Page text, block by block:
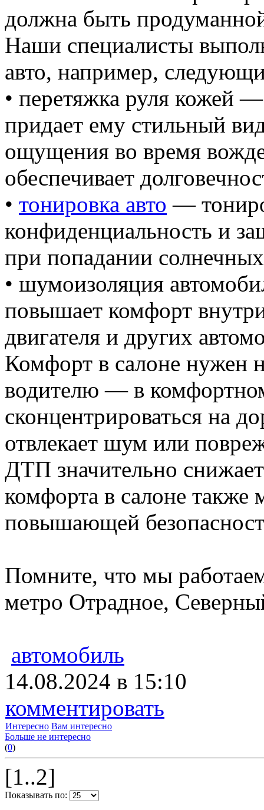
должна быть
Наши специалисты
авто, например,
• перетяжка руля кожей —
придает ему стильный
ощущения во время
обеспечивает
• тонировка авто —
конфиденциальность и
при попадании
• шумоизоляция
повышает комфорт
двигателя и других
Комфорт в салоне нужен
водителю — в комфортном
сконцентрироваться на
отвлекает шум или
ДТП значительно
комфорта в салоне также
повышающей
Помните, что мы
метро Отрадное,
автомобиль
14.08.2024 в 15:10
комментировать
Интересно Вам интересно
Больше не интересно
(0)
[1..2]
Показывать по: